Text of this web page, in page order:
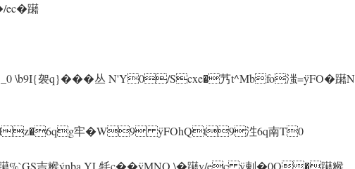
ec�躤
\b9I{袈q}���丛 N'Y0/Scxe�艿t^Mbfo滍= ÿFO�躤N
牢� W9 ÿFOhQt9泩6q南T0
躤%`GS吉糇ýnba.YL牦c�� ÿMNO \�躤v/ec ÿ剌�0O�躤糇